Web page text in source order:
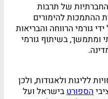
של תרבות
ההתמכות להימורים
גורמי הרווחה והבריאות
ומתמשך, בשיתוף גורמי
לליגות ולאגודות, ולכן
הספורטבישראל ועל